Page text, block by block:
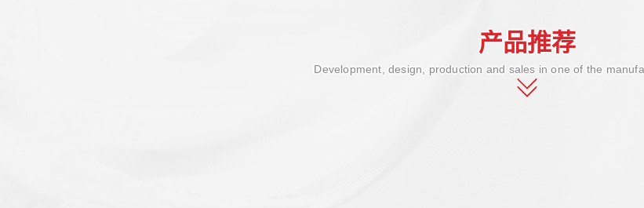
产品推荐
Development, design, production and sales in one of the